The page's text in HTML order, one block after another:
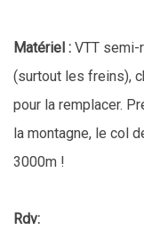
Matériel : VTT semi-
(surtout les freins),
pour la remplacer.
la montagne, le col
3000m !
Rdv: